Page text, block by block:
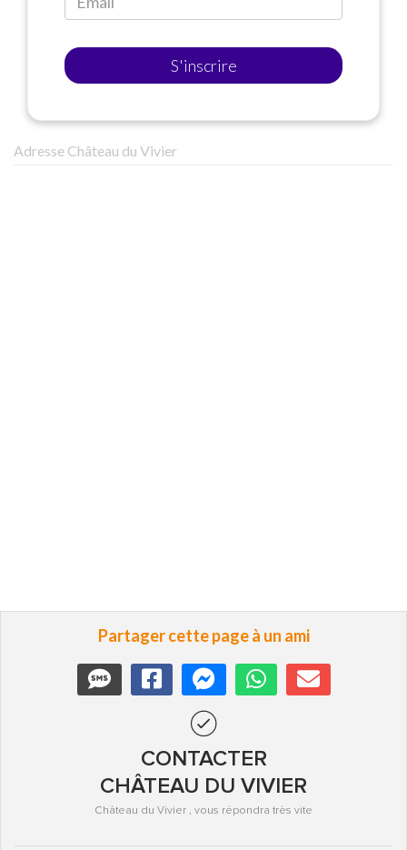
S'inscrire
Adresse Château du Vivier
Partager cette page à un ami
CONTACTER
CHÂTEAU DU VIVIER
Château du Vivier , vous répondra très vite